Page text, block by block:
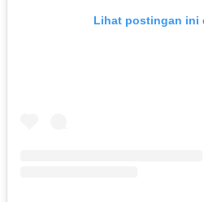
Lihat postingan ini